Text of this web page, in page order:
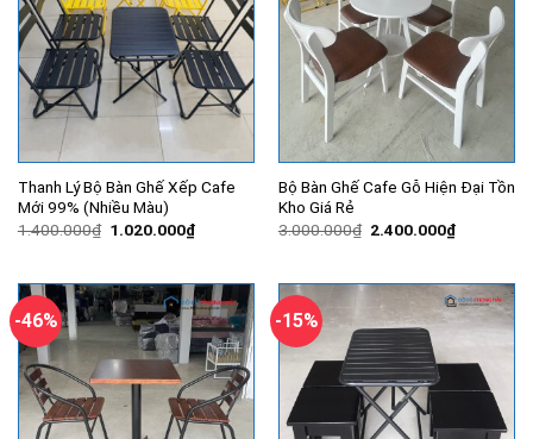
Thanh Lý Bộ Bàn Ghế Xếp Cafe
Mới 99% (Nhiều Màu)
1.400.000₫ Giá
1.020.000₫Giá
hiện
1.020.000₫.
Bộ Bàn Ghế Cafe Gỗ Hiện Đại Tồn
Kho Giá Rẻ
3.000.000₫ Giá
2.400.000₫Giá
hiện
-46% -15%